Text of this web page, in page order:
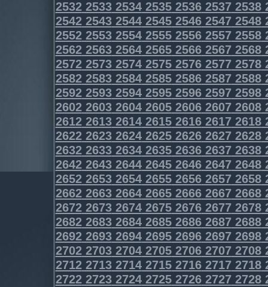
2532253325342535253625372538
2542254325442545254625472548
2552255325542555255625572558
2562256325642565256625672568
2572257325742575257625772578
2582258325842585258625872588
2592259325942595259625972598
2602260326042605260626072608
2612261326142615261626172618
2622262326242625262626272628
2632263326342635263626372638
2642264326442645264626472648
2652265326542655265626572658
2662266326642665266626672668
2672267326742675267626772678
2682268326842685268626872688
2692269326942695269626972698
2702270327042705270627072708
2712271327142715271627172718
2722272327242725272627272728